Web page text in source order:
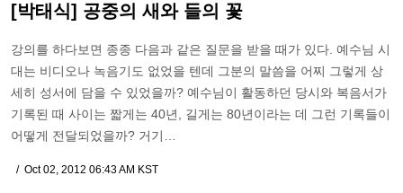
[박태식] 공중의 새와 들의 꽃
강의를 하다보면 종종 다음과 같은 질문을 받을 때가 있다. 예수님 시
대는 비디오나 녹음기도 없었을 텐데 그분의 말씀을 어찌 그렇게 상
세히 성서에 담을 수 있었을까? 예수님이 활동하던 당시와 복음서가
기록된 때 사이는 짧게는 40년, 길게는 80년이라는 데 그런 기록들이
어떻게 전달되었을까? 거기…
Oct 02, 2012 06:43 AM KST